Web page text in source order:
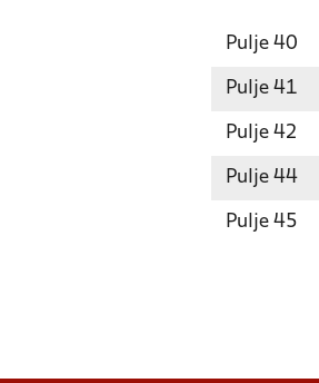
Pulje 40
Pulje 41
Pulje 42
Pulje 44
Pulje 45